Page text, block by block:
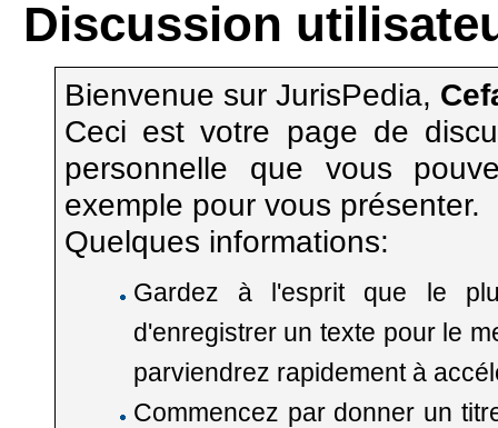
Discussion
Bienvenue sur JurisPedia,
Ceci est votre page de
personnelle que vous
exemple pour vous présenter.
Quelques informations:
Gardez à l'esprit que le
d'enregistrer un texte pour le
parviendrez rapidement à
Commencez par donner un